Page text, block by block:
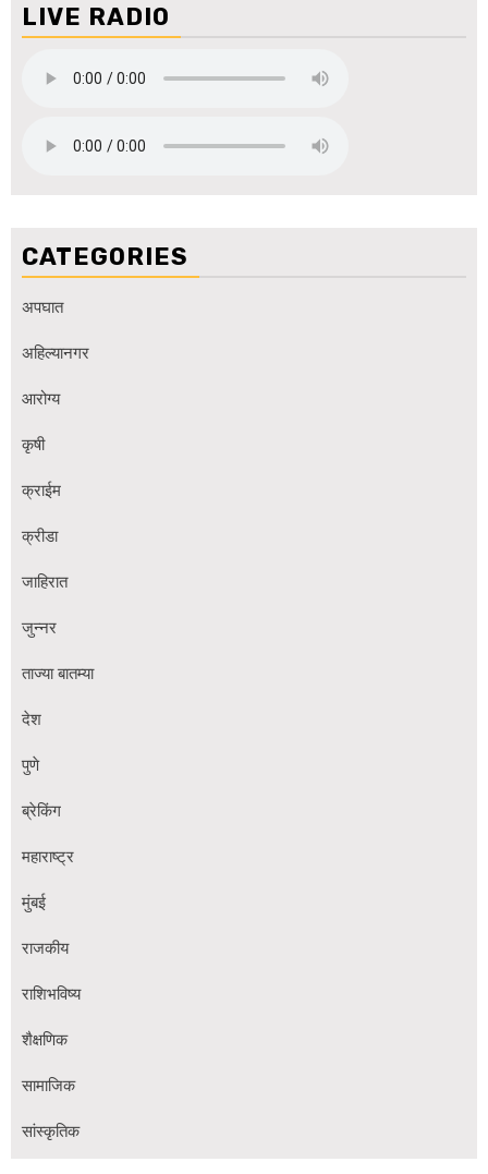
LIVE RADIO
CATEGORIES
अपघात
अहिल्यानगर
आरोग्य
कृषी
क्राईम
क्रीडा
जाहिरात
जुन्नर
ताज्या बातम्या
देश
पुणे
ब्रेकिंग
महाराष्ट्र
मुंबई
राजकीय
राशिभविष्य
शैक्षणिक
सामाजिक
सांस्कृतिक